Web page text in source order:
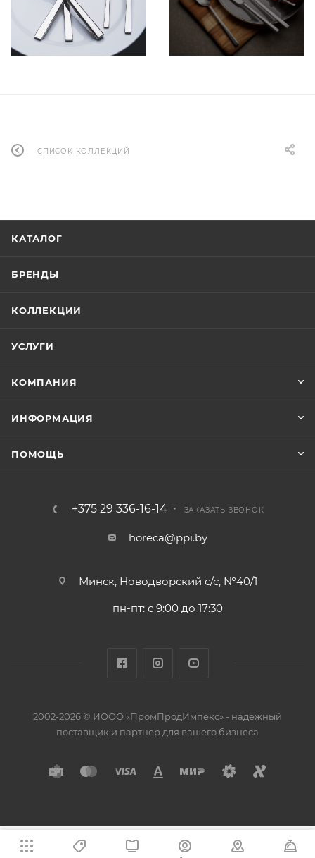
СПИСОК КОЛЛЕКЦИЙ
КАТАЛОГ
БРЕНДЫ
КОЛЛЕКЦИИ
УСЛУГИ
КОМПАНИЯ
ИНФОРМАЦИЯ
ПОМОЩЬ
+375 29 336-16-14 ЗАКАЗАТЬ ЗВОНОК
horeca@ppi.by
Минск, Новодворский с/с, №40/1
пн-пт: с 9:00 до 17:30
2002-2026 © ИООО «ПромПродИмпекс» - надежный
поставщик и партнер для вашего бизнеса